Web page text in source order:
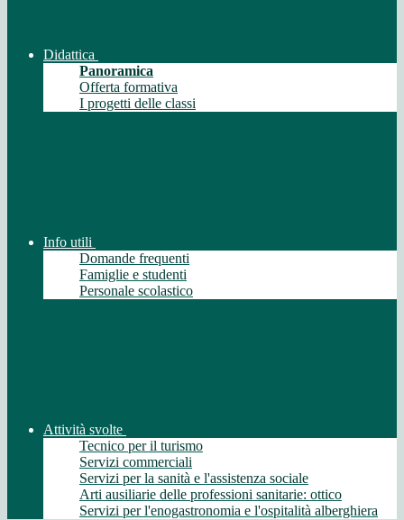
Didattica
Panoramica
Offerta formativa
I progetti delle classi
Info utili
Domande frequenti
Famiglie e studenti
Personale scolastico
Attività svolte
Tecnico per il turismo
Servizi commerciali
Servizi per la sanità e l'assistenza sociale
Arti ausiliarie delle professioni sanitarie: ottico
Servizi per l'enogastronomia e l'ospitalità alberghiera